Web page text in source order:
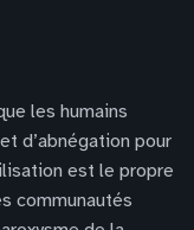
les humains
d’abnégation pour
est le propre
communautés